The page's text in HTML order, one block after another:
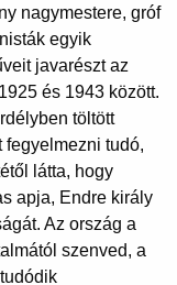
nagymestere, gróf
egyik
javarészt az
és 1943 között.
töltött
fegyelmezni tudó,
látta, hogy
apja, Endre király
Az ország a
szenved, a